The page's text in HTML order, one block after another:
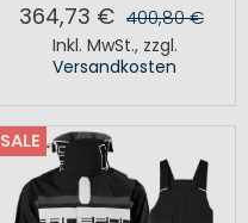
364,73 € 400,80 €
Inkl. MwSt., zzgl.
Versandkosten
SALE